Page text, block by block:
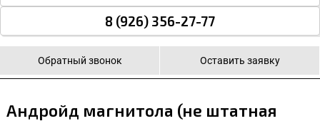
8 (926) 356-27-77
Обратный звонок Оставить заявку
Андройд магнитола (не штатная